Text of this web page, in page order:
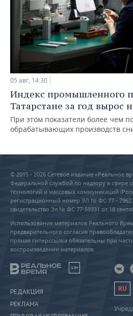
05 авг, 14:30
Индекс промышленного
Татарстане за год вырос
При этом показатели более чем
обрабатывающих производств
© 2015 - 2026 Сетевое издание «Реальное
Федеральной службой по надзору в сфере
технологий и массовых коммуникаций
регистрационный номер ЭЛ № ФС 77 - 79627
свидетельство Эл № ФС 77-59331 от 18
Использование материалов Реального
предварительного согласия
прямая гиперссылка обязательны при
воспроизведении материалов.
18+
РЕДАКЦИЯ
РЕКЛАМА
RU